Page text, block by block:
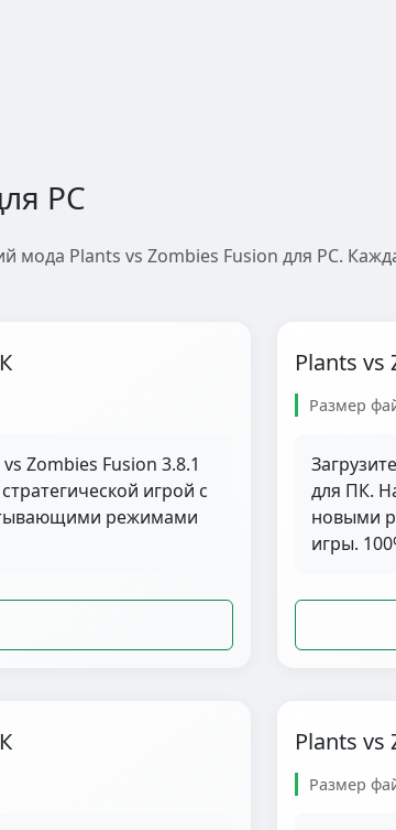
PC
мода Plants vs Zombies Fusion для PC.
Zombies Fusion 3.8.1
игрой с
режимами
Plants vs
Размер
для ПК.
новыми
игры.
Plants vs
Размер